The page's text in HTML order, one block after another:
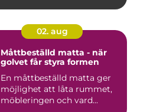
02. aug
Måttbeställd matta - när
golvet får styra formen
En måttbeställd matta ger
möjlighet att låta rummet,
möbleringen och vard...